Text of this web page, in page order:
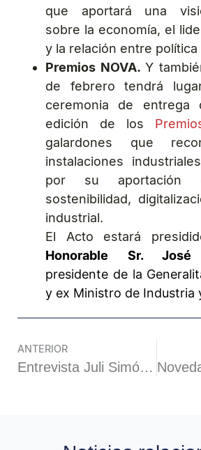
que aportará una
sobre la economía, el
y la relación entre
Premios NOVA. Y
de febrero tendrá
ceremonia de entrega
edición de los
galardones que
instalaciones
por su aportación
sostenibilidad,
industrial.
El Acto estará
Honorable Sr.
presidente de la
y ex Ministro de Industria
ANTERIOR
Entrevista Juli Simón, director de EXPOSOLIDOS, POLUSOLIDOS Y EXPOFLUIDOS